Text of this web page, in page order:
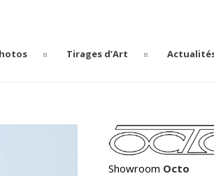
Tirages d’Art
Showroom Octo